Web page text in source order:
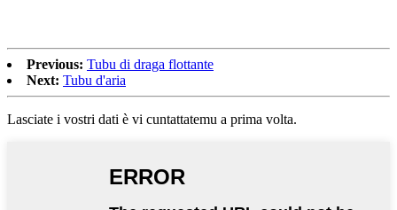
Previous: Tubu di draga flottante
Next: Tubu d'aria
Lasciate i vostri dati è vi cuntattatemu a prima volta.